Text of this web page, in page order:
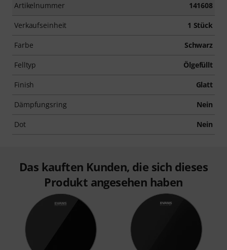
Artikelnummer 141608
Verkaufseinheit 1 Stück
Farbe Schwarz
Felltyp Ölgefüllt
Finish Glatt
Dämpfungsring Nein
Dot Nein
Das kauften Kunden, die sich dieses
Produkt angesehen haben